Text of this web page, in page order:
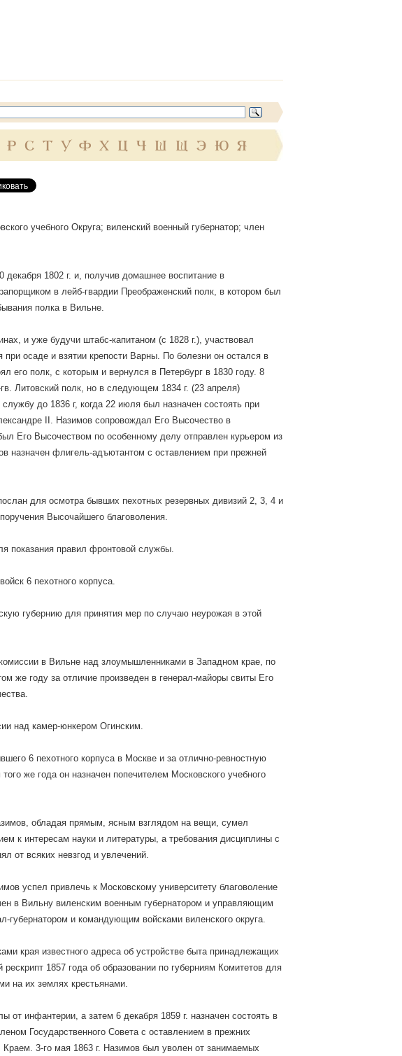
Р С Т У Ф Х Ц Ч Ш Щ Э Ю Я
учебного Округа; виленский военный губернатор; член
1802 г. и, получив домашнее воспитание в
в лейб-гвардии Преображенский полк, в котором был
полка в Вильне.
и уже будучи штабс-капитаном (с 1828 г.), участвовал
осаде и взятии крепости Варны. По болезни он остался в
его полк, с которым и вернулся в Петербург в 1830 году. 8
Литовский полк, но в следующем 1834 г. (23 апреля)
до 1836 г, когда 22 июля был назначен состоять при
II. Назимов сопровождал Его Высочество в
Его Высочеством по особенному делу отправлен курьером из
назначен флигель-адъютантом с оставлением при прежней
для осмотра бывших пехотных резервных дивизий 2, 3, 4 и
Высочайшего благоволения.
показания правил фронтовой службы.
6 пехотного корпуса.
губернию для принятия мер по случаю неурожая в этой
в Вильне над злоумышленниками в Западном крае, по
же году за отличие произведен в генерал-майоры свиты Его
над камер-юнкером Огинским.
6 пехотного корпуса в Москве и за отлично-ревностную
же года он назначен попечителем Московского учебного
обладая прямым, ясным взглядом на вещи, сумел
к интересам науки и литературы, а требования дисциплины с
от всяких невзгод и увлечений.
успел привлечь к Московскому университету благоволение
в Вильну виленским военным губернатором и управляющим
губернатором и командующим войсками виленского округа.
края известного адреса об устройстве быта принадлежащих
1857 года об образовании по губерниям Комитетов для
на их землях крестьянами.
от инфантерии, а затем 6 декабря 1859 г. назначен состоять в
Государственного Совета с оставлением в прежних
3-го мая 1863 г. Назимов был уволен от занимаемых